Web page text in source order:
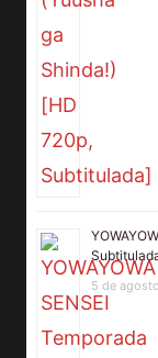
5 de